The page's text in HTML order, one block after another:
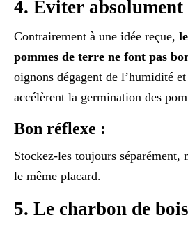
4. Éviter absolument
Contrairement à une idée reçue,
pommes de terre ne font pas
oignons dégagent de l’humidité
accélèrent la germination des
Bon réflexe :
Stockez-les toujours séparément,
le même placard.
5. Le charbon de